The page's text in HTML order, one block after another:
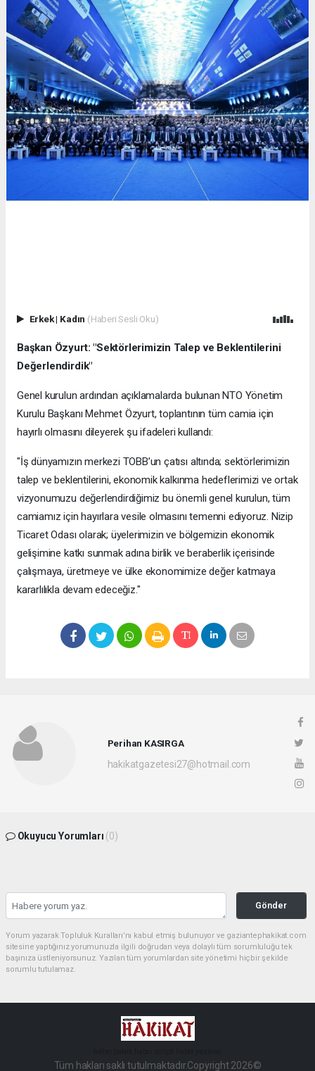
Erkek| Kadın (Haberi Sesli Oku)
Başkan Özyurt: "Sektörlerimizin Talep ve Beklentilerini
Değerlendirdik"
Genel kurulun ardından açıklamalarda bulunan NTO Yönetim
Kurulu Başkanı Mehmet Özyurt, toplantının tüm camia için
hayırlı olmasını dileyerek şu ifadeleri kullandı:
"İş dünyamızın merkezi TOBB’un çatısı altında; sektörlerimizin
talep ve beklentilerini, ekonomik kalkınma hedeflerimizi ve ortak
vizyonumuzu değerlendirdiğimiz bu önemli genel kurulun, tüm
camiamız için hayırlara vesile olmasını temenni ediyoruz. Nizip
Ticaret Odası olarak; üyelerimizin ve bölgemizin ekonomik
gelişimine katkı sunmak adına birlik ve beraberlik içerisinde
çalışmaya, üretmeye ve ülke ekonomimize değer katmaya
kararlılıkla devam edeceğiz."
Perihan KASIRGA
hakikatgazetesi27@hotmail.com
Okuyucu Yorumları (0)
Gönder
Yorum yazarak Topluluk Kuralları’nı kabul etmiş bulunuyor ve gaziantephakikat.com
sitesine yaptığınız yorumunuzla ilgili doğrudan veya dolaylı tüm sorumluluğu tek
başınıza üstleniyorsunuz. Yazılan tüm yorumlardan site yönetimi hiçbir şekilde
sorumlu tutulamaz.
Tüm hakları saklı tutulmaktadır.Copyright 2026©